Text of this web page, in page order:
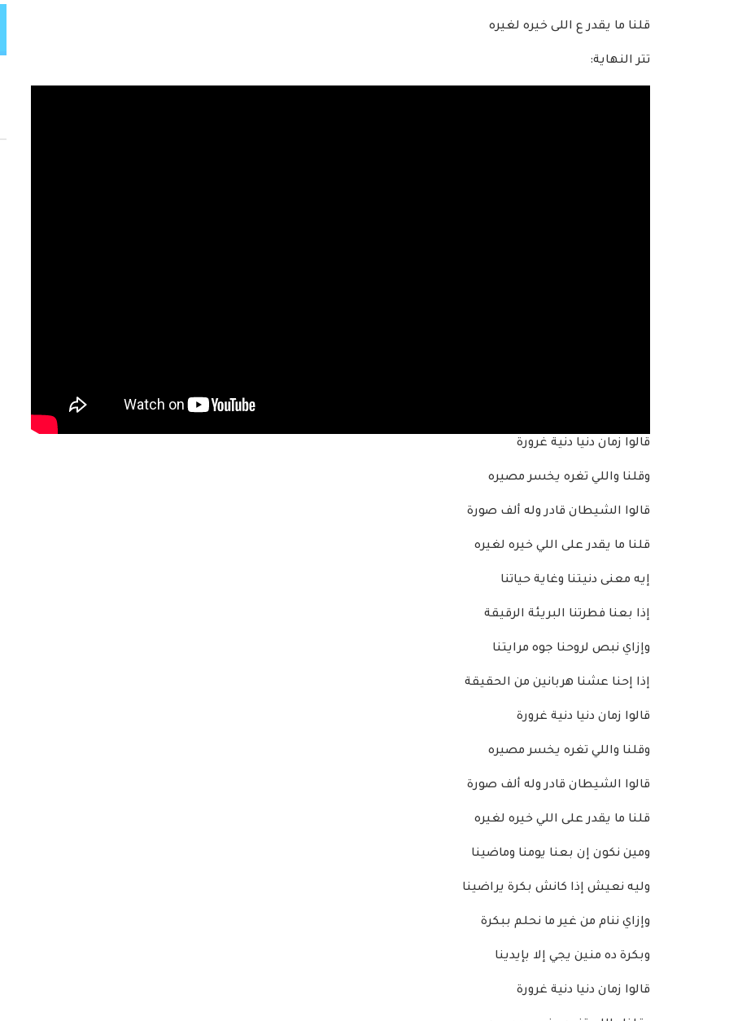
قلنا ما يقدر ع اللى خيره لغيره
تتر النهاية:
قالوا زمان دنيا دنية غرورة
وقلنا واللي تغره يخسر مصيره
قالوا الشيطان قادر وله ألف صورة
قلنا ما يقدر على اللي خيره لغيره
إيه معنى دنيتنا وغاية حياتنا
إذا بعنا فطرتنا البريئة الرقيقة
وإزاي نبص لروحنا جوه مرايتنا
إذا إحنا عشنا هربانين من الحقيقة
قالوا زمان دنيا دنية غرورة
وقلنا واللي تغره يخسر مصيره
قالوا الشيطان قادر وله ألف صورة
قلنا ما يقدر على اللي خيره لغيره
ومين نكون إن بعنا يومنا وماضينا
وليه نعيش إذا كانش بكرة يراضينا
وإزاي ننام من غير ما نحلم ببكرة
وبكرة ده منين يجي إلا بإيدينا
قالوا زمان دنيا دنية غرورة